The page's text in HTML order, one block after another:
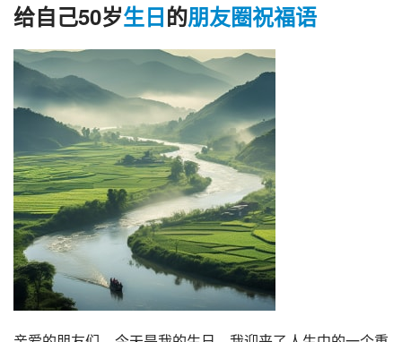
给自己50岁生日的朋友圈祝福语